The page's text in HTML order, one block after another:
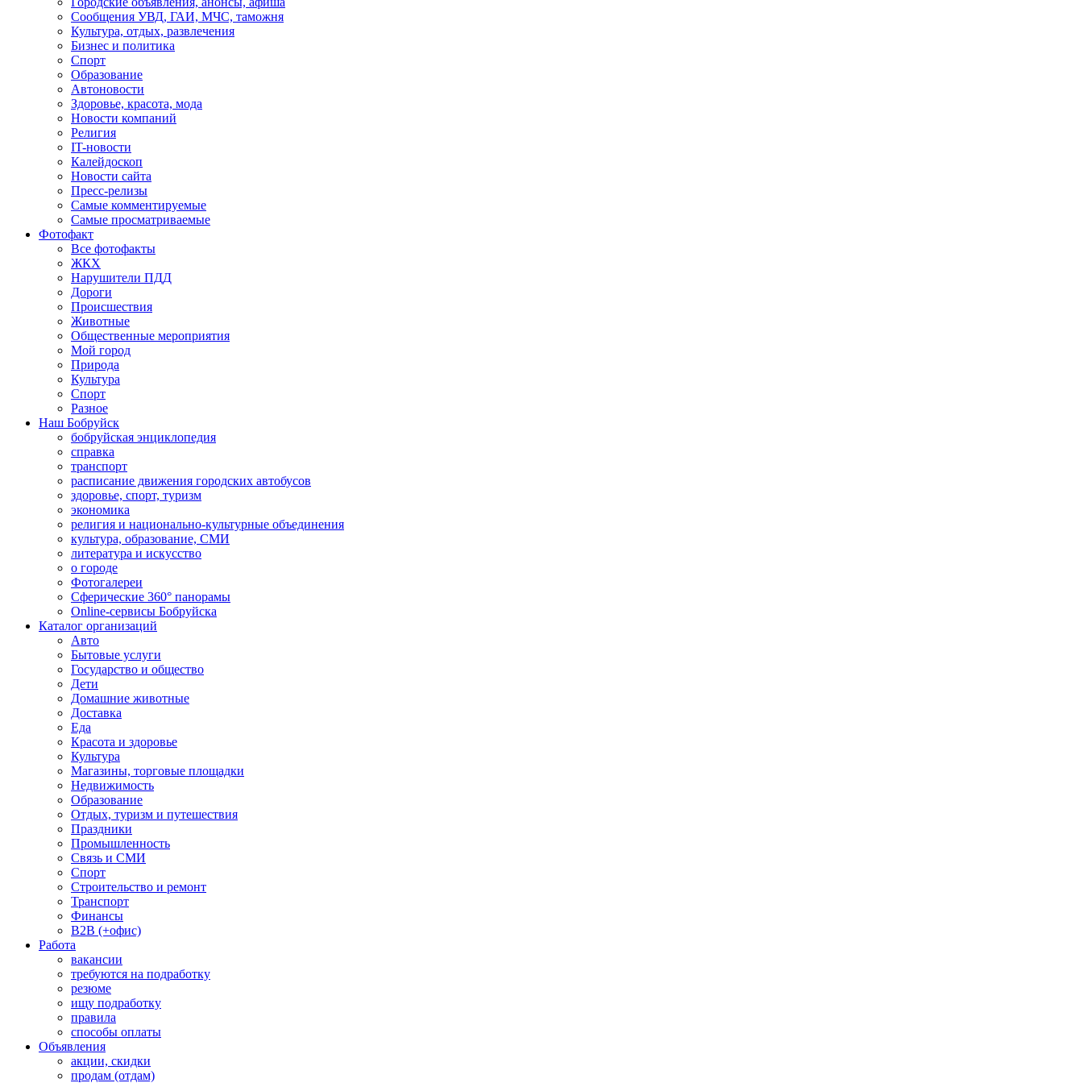
Сообщения УВД, ГАИ, МЧС, таможня
Культура, отдых, развлечения
Бизнес и политика
Спорт
Образование
Автоновости
Здоровье, красота, мода
Новости компаний
Религия
IT-новости
Калейдоскоп
Новости сайта
Пресс-релизы
Самые комментируемые
Самые просматриваемые
Фотофакт
Все фотофакты
ЖКХ
Нарушители ПДД
Дороги
Происшествия
Животные
Общественные мероприятия
Мой город
Природа
Культура
Спорт
Разное
Наш Бобруйск
бобруйская энциклопедия
справка
транспорт
расписание движения городских автобусов
здоровье, спорт, туризм
экономика
религия и национально-культурные объединения
культура, образование, СМИ
литература и искусство
о городе
Фотогалереи
Сферические 360° панорамы
Online-сервисы Бобруйска
Каталог организаций
Авто
Бытовые услуги
Государство и общество
Дети
Домашние животные
Доставка
Еда
Красота и здоровье
Культура
Магазины, торговые площадки
Недвижимость
Образование
Отдых, туризм и путешествия
Праздники
Промышленность
Связь и СМИ
Спорт
Строительство и ремонт
Транспорт
Финансы
B2B (+офис)
Работа
вакансии
требуются на подработку
резюме
ищу подработку
правила
способы оплаты
Объявления
акции, скидки
продам (отдам)